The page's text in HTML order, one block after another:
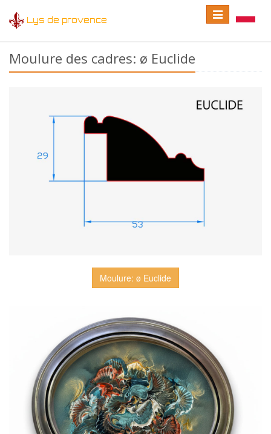
Lys de provence
Toggle
language
Toggle
navigation
Moulure des cadres: ø Euclide
Moulure: ø Euclide